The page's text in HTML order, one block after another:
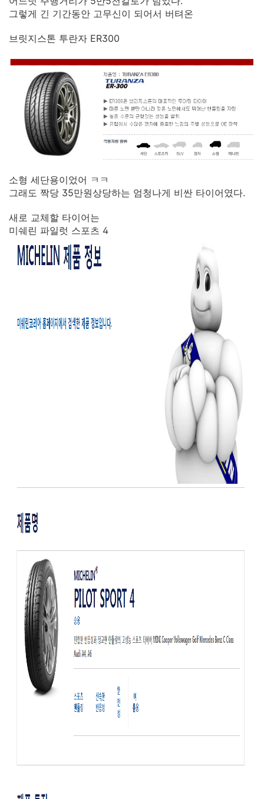
그렇게 긴 기간동안 고무신이 되어서 버텨온
브릿지스톤 투란자 ER300
소형 세단용이었어 ㅋㅋ
그래도 짝당 35만원상당하는 엄청나게 비싼 타이어였다.
새로 교체할 타이어는
미쉐린 파일럿 스포츠 4